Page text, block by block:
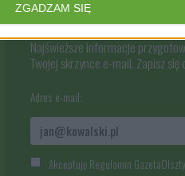
ZGADZAM SIĘ
Bądź na bieżąco!
Najświeższe informacje
Twojej skrzynce e-mail. Zapisz się
Adres e-mail:
Akceptuję Regulamin